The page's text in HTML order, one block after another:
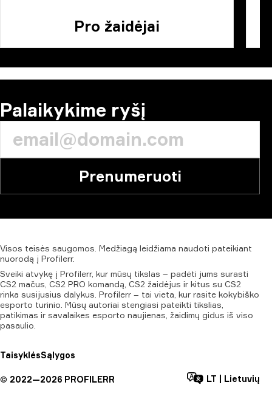
Pro žaidėjai
Palaikykime ryšį
Prenumeruoti
Visos teisės saugomos. Medžiagą leidžiama naudoti pateikiant
nuorodą į Profilerr.
Sveiki atvykę į Profilerr, kur mūsų tikslas – padėti jums surasti
CS2 mačus, CS2 PRO komandą, CS2 žaidėjus ir kitus su CS2
rinka susijusius dalykus. Profilerr – tai vieta, kur rasite kokybiško
esporto turinio. Mūsų autoriai stengiasi pateikti tikslias,
patikimas ir savalaikes esporto naujienas, žaidimų gidus iš viso
pasaulio.
TaisyklėsSąlygos
© 2022—2026 PROFILERR LT Lietuvių